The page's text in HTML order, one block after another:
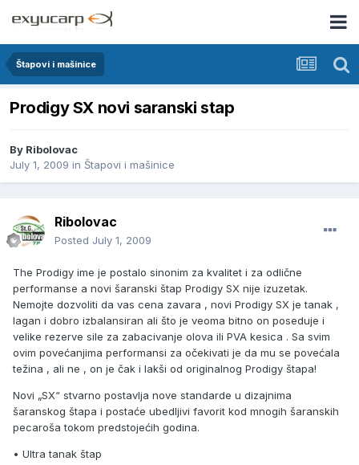
Štapovi i mašinice
Prodigy SX novi saranski stap
By Ribolovac
July 1, 2009 in Štapovi i mašinice
Ribolovac
Posted July 1, 2009
The Prodigy ime je postalo sinonim za kvalitet i za odlične
performanse a novi šaranski štap Prodigy SX nije izuzetak.
Nemojte dozvoliti da vas cena zavara , novi Prodigy SX je tanak ,
lagan i dobro izbalansiran ali što je veoma bitno on poseduje i
velike rezerve sile za zabacivanje olova ili PVA kesica . Sa svim
ovim povećanjima performansi za očekivati je da mu se povećala
težina , ali ne , on je čak i lakši od originalnog Prodigy štapa!
Novi „SX“ stvarno postavlja nove standarde u dizajnima
šaranskog štapa i postaće ubedljivi favorit kod mnogih šaranskih
pecaroša tokom predstojećih godina.
• Ultra tanak štap